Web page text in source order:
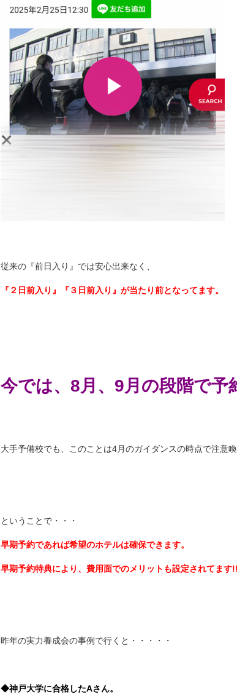
従来の『前日入り』では安心出来なく、
『２日前入り』『３日前入り』が当たり前となってます。
今では、8月、9月の段階で予
大手予備校でも、このことは4月のガイダンスの時点で注意喚
ということで・・・
早期予約であれば希望のホテルは確保できます。
早期予約特典により、費用面でのメリットも設定されてます!!
昨年の実力養成会の事例で行くと・・・・・
◆神戸大学に合格したAさん。